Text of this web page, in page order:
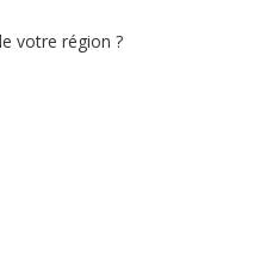
votre région ?